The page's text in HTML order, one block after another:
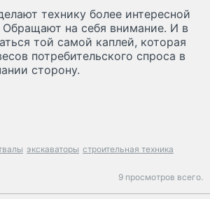
технику более интересной
Обращают на себя внимание. И в
той самой каплей, которая
потребительского спроса в
сторону.
экскаваторы строительная техника
9 просмотров всего.